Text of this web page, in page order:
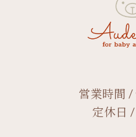
営業時間 /
定休日